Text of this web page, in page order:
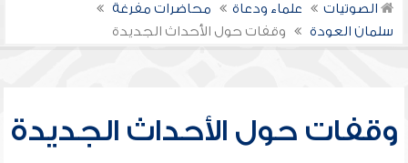
الصوتيات علماء ودعاة
محاضرات مفرغة
سلمان العودة
وقفات حول الأحداث الجديدة
وقفات حول الأحداث الجديدة